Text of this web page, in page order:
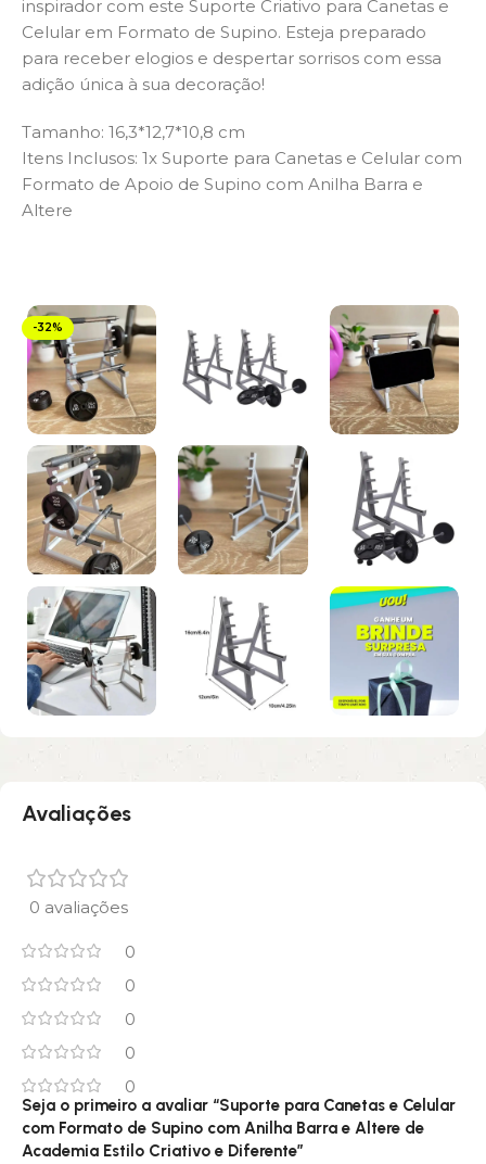
inspirador com este Suporte Criativo para Canetas e
Celular em Formato de Supino. Esteja preparado
para receber elogios e despertar sorrisos com essa
adição única à sua decoração!
Tamanho: 16,3*12,7*10,8 cm
Itens Inclusos: 1x Suporte para Canetas e Celular com
Formato de Apoio de Supino com Anilha Barra e
Altere
-32%
Avaliações
0 avaliações
0
0
0
0
0
Seja o primeiro a avaliar “Suporte para Canetas e Celular
com Formato de Supino com Anilha Barra e Altere de
Academia Estilo Criativo e Diferente”